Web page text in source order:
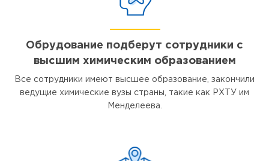
Обрудование подберут сотрудники с
высшим химическим образованием
Все сотрудники имеют высшее образование, закончили
ведущие химические вузы страны, такие как РХТУ им
Менделеева.